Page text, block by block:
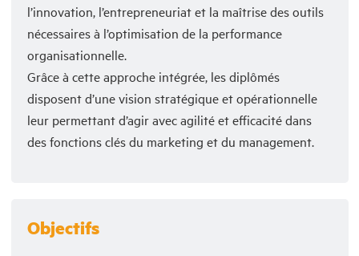
l’innovation, l’entrepreneuriat et la maîtrise des outils
nécessaires à l’optimisation de la performance
organisationnelle.
Grâce à cette approche intégrée, les diplômés
disposent d’une vision stratégique et opérationnelle
leur permettant d’agir avec agilité et efficacité dans
des fonctions clés du marketing et du management.
Objectifs